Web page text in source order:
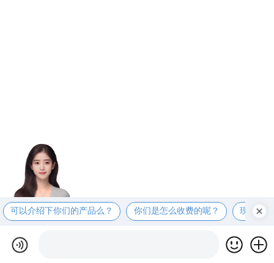
可以介绍下你们的产品么？ 你们是怎么收费的呢？ 现在有